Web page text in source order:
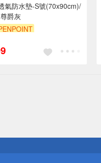
氣防水墊-S號(70x90cm)/
爵灰
滿 2000 元折抵 100元
費不算在 2000 元的範圍